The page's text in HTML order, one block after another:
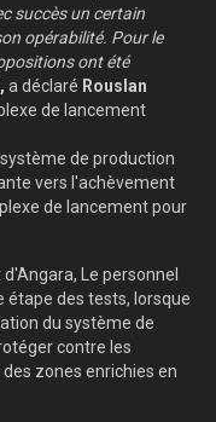
succès un certain
opérabilité. Pour le
ont été
a déclaré Rouslan
de lancement
de production
vers l'achèvement
de lancement pour
Le personnel
étape des tests, lorsque
du système de
contre les
zones enrichies en